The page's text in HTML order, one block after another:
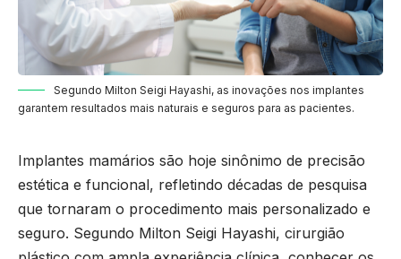
Segundo Milton Seigi Hayashi, as inovações nos implantes
garantem resultados mais naturais e seguros para as pacientes.
Implantes mamários são hoje sinônimo de precisão
estética e funcional, refletindo décadas de pesquisa
que tornaram o procedimento mais personalizado e
seguro. Segundo Milton Seigi Hayashi, cirurgião